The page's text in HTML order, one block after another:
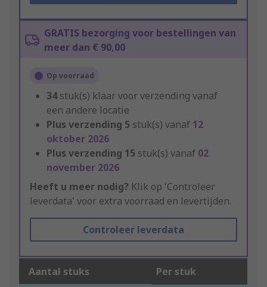
GRATIS bezorging voor bestellingen van
meer dan € 90,00
Op voorraad
34stuk(s) klaar voor verzending vanaf
een andere locatie
Plus verzending 5 stuk(s) vanaf 12
oktober 2026
Plus verzending 15 stuk(s) vanaf 02
november 2026
Heeft u meer nodig? Klik op 'Controleer
leverdata' voor extra voorraad en levertijden.
Controleer leverdata
Aantal stuks Per stuk